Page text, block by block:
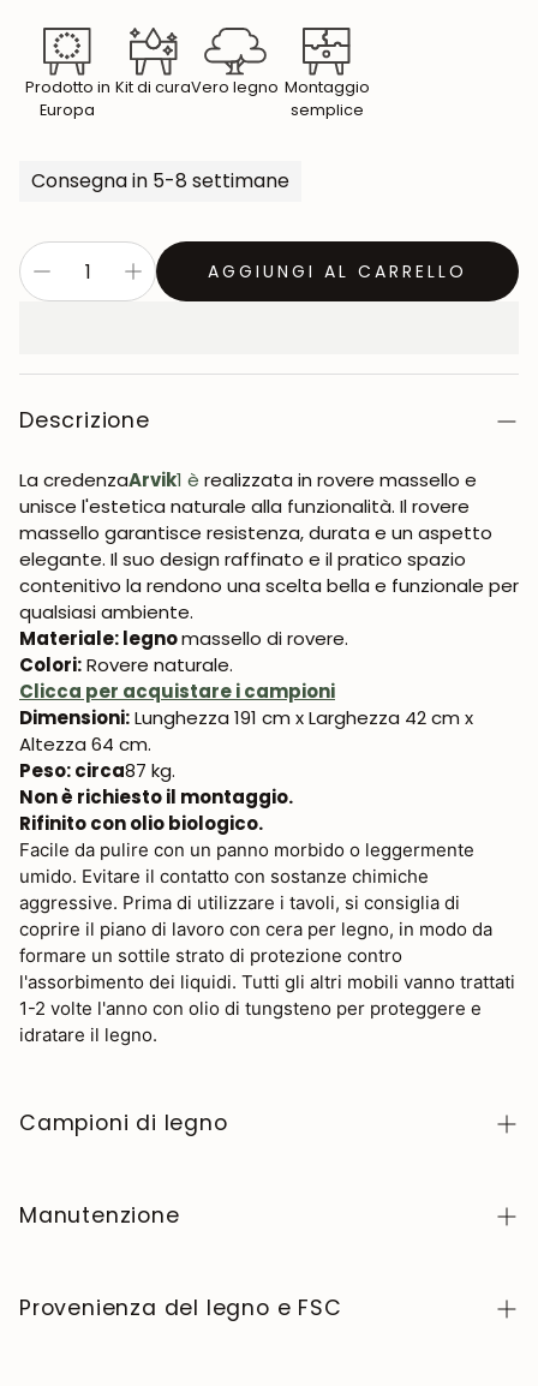
Prodotto in
Europa
Kit di curaVero legno Montaggio
semplice
Consegna in 5-8 settimane
AGGIUNGI AL CARRELLO
Descrizione
La credenzaArvik1 è realizzata in rovere massello e
unisce l'estetica naturale alla funzionalità. Il rovere
massello garantisce resistenza, durata e un aspetto
elegante. Il suo design raffinato e il pratico spazio
contenitivo la rendono una scelta bella e funzionale per
qualsiasi ambiente.
Materiale: legnomassello di rovere.
Colori:Rovere naturale.
Clicca per acquistare i campioni
Dimensioni:Lunghezza 191 cm x Larghezza 42 cm x
Altezza 64 cm.
Peso: circa87 kg.
Non è richiesto il montaggio.
Rifinito con olio biologico.
Facile da pulire con un panno morbido o leggermente
umido. Evitare il contatto con sostanze chimiche
aggressive. Prima di utilizzare i tavoli, si consiglia di
coprire il piano di lavoro con cera per legno, in modo da
formare un sottile strato di protezione contro
l'assorbimento dei liquidi. Tutti gli altri mobili vanno trattati
1-2 volte l'anno con olio di tungsteno per proteggere e
idratare il legno.
Campioni di legno
NordicStory, clicca
Manutenzione
apprezzato per il suo carattere autentico e la sua
bellezza che evolve nel tempo. Per mantenerlo in
Provenienza del legno e FSC